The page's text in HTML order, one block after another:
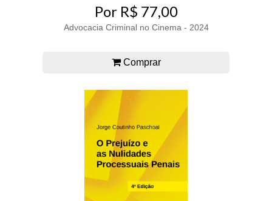
Por R$ 77,00
Advocacia Criminal no Cinema - 2024
Comprar